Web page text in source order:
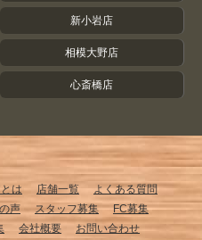
新小岩店
相模大野店
心斎橋店
は 店舗一覧
よくある質問
声 スタッフ募集
FC募集
会社概要 お問い合わせ